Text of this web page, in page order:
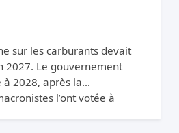
sur les carburants devait
2027. Le gouvernement
à 2028, après la
l’ont votée à